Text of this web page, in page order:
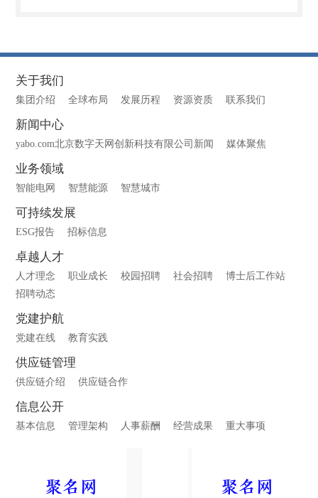
关于我们
集团介绍 全球布局 发展历程 资源资质 联系我们
新闻中心
yabo.com北京数字天网创新科技有限公司新闻 媒体聚焦
业务领域
智能电网 智慧能源 智慧城市
可持续发展
ESG报告 招标信息
卓越人才
人才理念 职业成长 校园招聘 社会招聘
博士后工作站
招聘动态
党建护航
党建在线 教育实践
供应链管理
供应链介绍 供应链合作
信息公开
基本信息 管理架构 人事薪酬 经营成果 重大事项